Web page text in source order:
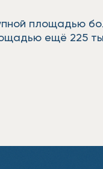
площадью
ещё 225